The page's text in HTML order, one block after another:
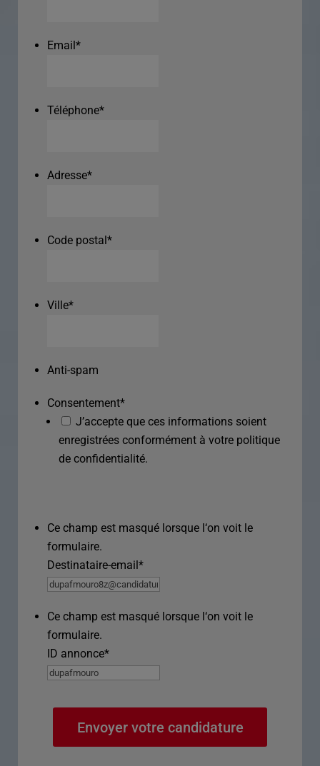
Email*
Téléphone*
Adresse*
Code postal*
Ville*
Anti-spam
Consentement*
J’accepte que ces informations soient
enregistrées conformément à votre politique
de confidentialité.
Ce champ est masqué lorsque l‘on voit le
formulaire.
Destinataire-email*
Ce champ est masqué lorsque l‘on voit le
formulaire.
ID annonce*